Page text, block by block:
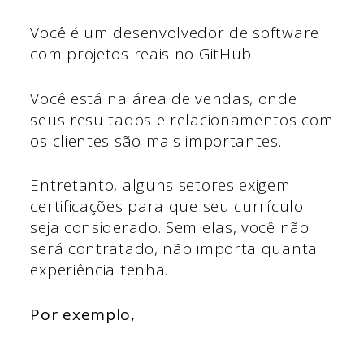
Você é um desenvolvedor de software
com projetos reais no GitHub.
Você está na área de vendas, onde
seus resultados e relacionamentos com
os clientes são mais importantes.
Entretanto, alguns setores exigem
certificações para que seu currículo
seja considerado. Sem elas, você não
será contratado, não importa quanta
experiência tenha.
Por exemplo,